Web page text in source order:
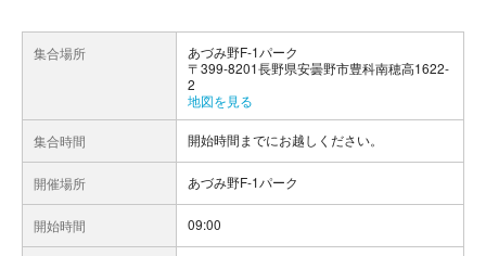
集合場所
あづみ野F-1パーク
〒399-8201長野県安曇野市豊科南穂高1622-
2
地図を見る
集合時間 開始時間までにお越しください。
開催場所 あづみ野F-1パーク
開始時間 09:00